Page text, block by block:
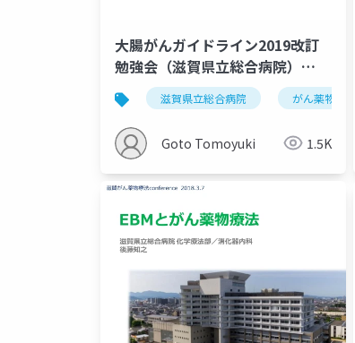
大腸がんガイドライン2019改訂
勉強会（滋賀県立総合病院）
20190227滋賀県立総合病院 がん薬物療法
Goto Tomoyuki 1.5K